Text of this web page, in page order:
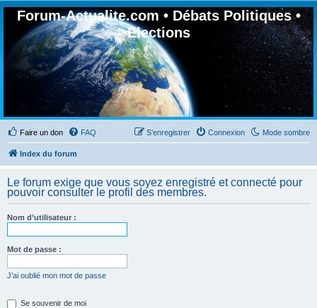
Forum-Actualite.com • Débats Politiques •
Elections
Faire un don Mode sombre
FAQ Connexion
S’enregistrer
Index du forum
Le forum exige que vous soyez enregistré et connecté pour
pouvoir consulter le profil des membres.
Nom d’utilisateur :
Mot de passe :
J’ai oublié mon mot de passe
Se souvenir de moi